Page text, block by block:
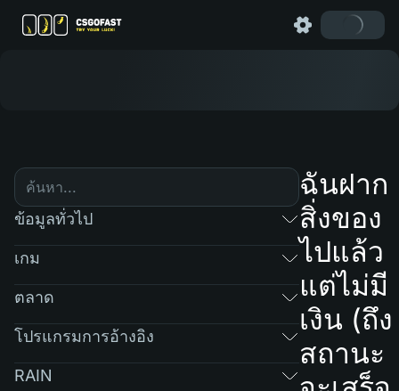
ข้อมูลทั่วไป
เกม
ตลาด
โปรแกรมการอ้างอิง
RAIN
ฉันฝาก
สิ่งของ
ไปแล้ว
แต่ไม่มี
เงิน (ถึง
สถานะ